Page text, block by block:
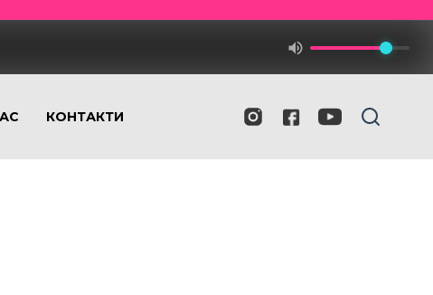
КОНТАКТИ